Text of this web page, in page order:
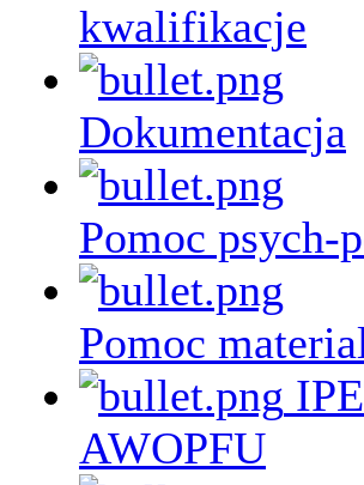
kwalifikacje
Dokumentacja
Pomoc psych-
Pomoc
AWOPFU